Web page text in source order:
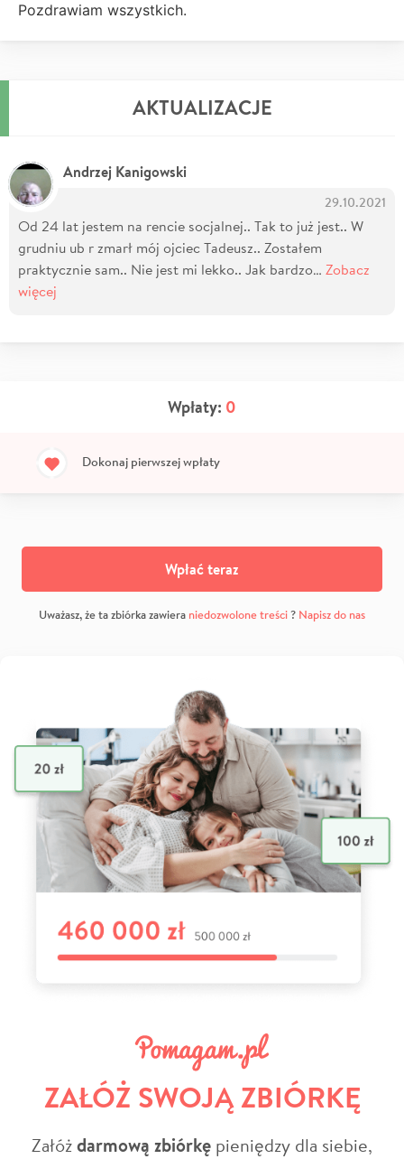
Pozdrawiam wszystkich.
AKTUALIZACJE
Andrzej Kanigowski
29.10.2021
Od 24 lat jestem na rencie socjalnej.. Tak to już jest.. W
grudniu ub r zmarł mój ojciec Tadeusz.. Zostałem
praktycznie sam.. Nie jest mi lekko.. Jak bardzo… Zobacz
więcej
Wpłaty: 0
Dokonaj pierwszej wpłaty
Wpłać teraz
Uważasz, że ta zbiórka zawiera niedozwolone treści? Napisz do nas
ZAŁÓŻ SWOJĄ ZBIÓRKĘ
Załóżdarmową zbiórkę pieniędzy dla siebie,